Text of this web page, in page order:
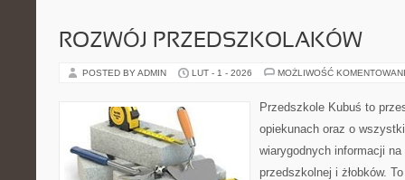
ROZWÓJ PRZEDSZKOLAKÓW
POSTED BY ADMIN LUT - 1 - 2026 MOŻLIWOŚĆ
Przedszkole Kubuś to
opiekunach oraz o
wiarygodnych informacji
przedszkolnej i żłobków.